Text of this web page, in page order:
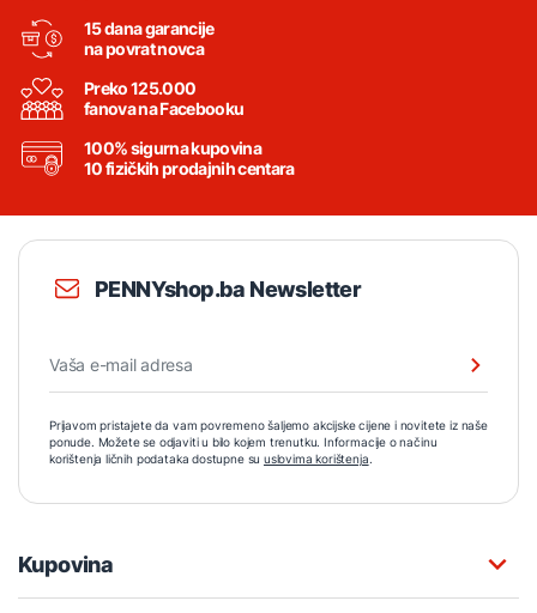
15 dana garancije
na povrat novca
Preko 125.000
fanova na Facebooku
100% sigurna kupovina
10 fizičkih prodajnih centara
PENNYshop.ba Newsletter
Prijavom pristajete da vam povremeno šaljemo akcijske cijene i novitete iz naše
ponude. Možete se odjaviti u bilo kojem trenutku. Informacije o načinu
korištenja ličnih podataka dostupne su uslovima korištenja.
Kupovina